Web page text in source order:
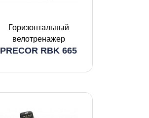
Горизонтальный
велотренажер
PRECOR RBK 665